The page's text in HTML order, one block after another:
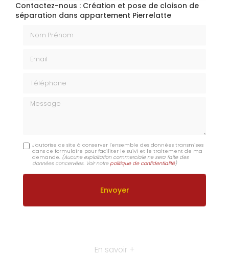
Contactez-nous : Création et pose de cloison de
séparation dans appartement Pierrelatte
Message
J'autorise ce site à conserver l'ensemble des données transmises
dans ce formulaire pour faciliter le suivi et le traitement de ma
demande. (Aucune exploitation commerciale ne sera faite des
données concervées. Voir notrepolitique de confidentialité)
En savoir +